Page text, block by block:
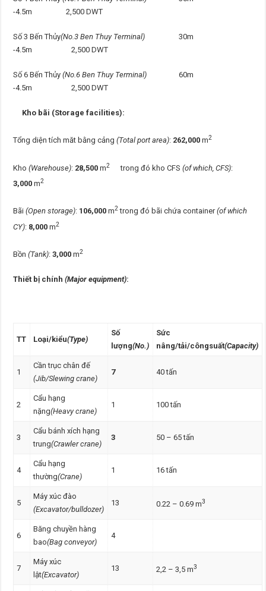
-4.5m 2,500 DWT
Số 3 Bến Thủy(No.3 Ben Thuy Terminal) 30m
-4.5m 2,500 DWT
Số 6 Bến Thủy(No.6 Ben Thuy Terminal) 60m
-4.5m 2,500 DWT
Kho bãi (Storage facilities):
Tổng diện tích măt bằng cảng(Total port area): 262,000m2
Kho(Warehouse): 28,500m2 trong đó kho CFS(of which, CFS):
3,000 m2
Bãi(Open storage): 106,000m2trong đó bãi chứa container(of which
CY): 8,000 m2
Bồn(Tank):3,000 m2
Thiết bị chính(Major equipment):
TT Loại/kiểu(Type)
Số
lượng(No.)
Sức
nâng/tải/côngsuất(Capacity)
1
Cần trục chân đế
(Jib/Slewing crane)
7 40 tấn
2
Cẩu hạng
nặng(Heavy crane)
1 100 tấn
3
Cẩu bánh xích hạng
trung(Crawler crane)
3 50 – 65 tấn
4
Cẩu hạng
thường(Crane)
1 16 tấn
5
Máy xúc đào
(Excavator/bulldozer)
13 0.22 – 0.69 m3
6
Băng chuyền hàng
bao(Bag conveyor)
4
7
Máy xúc
lật(Excavator)
13 2,2 – 3,5 m3